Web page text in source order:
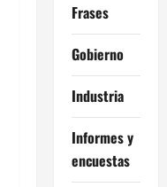
Frases
Gobierno
Industria
Informes y
encuestas